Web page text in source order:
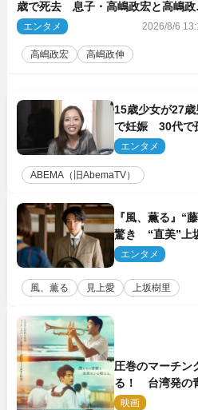
歳で死去 息子・高嶋政宏と高嶋政
がコメント「いつもユーモアを忘れ
エンタメ 2026/8/6
高嶋政宏 高嶋政伸
15歳少女が27
で妊娠 30代で
エンタメ
ABEMA（旧AbemaTV）
『風、薫る』“
驚き “直美”上
「力になってく
エンタメ
風、薫る 見上愛 上坂樹里
圧巻のマーチン
る！ 台湾発の
チングボーイズ
映画